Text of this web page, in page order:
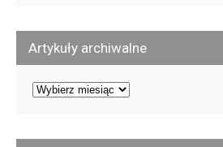
Artykuły archiwalne
Artykuły